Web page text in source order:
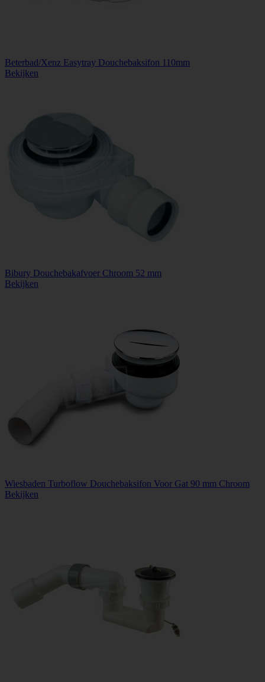
Beterbad/Xenz Easytray Douchebaksifon 110mm
Bekijken
Bibury Douchebakafvoer Chroom 52 mm
Bekijken
Wiesbaden Turboflow Douchebaksifon Voor Gat 90 mm Chroom
Bekijken